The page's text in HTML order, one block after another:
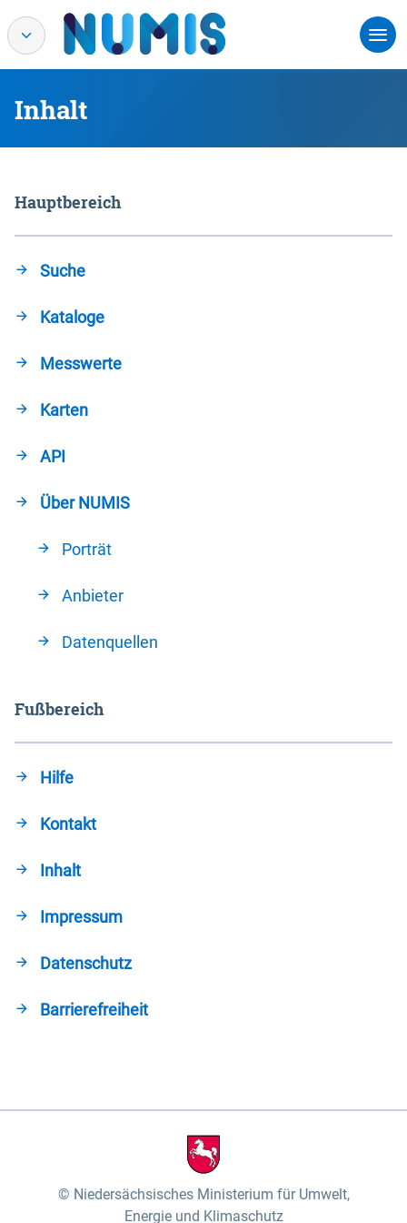
Inhalt
Hauptbereich
Suche
Kataloge
Messwerte
Karten
API
Über NUMIS
Porträt
Anbieter
Datenquellen
Fußbereich
Hilfe
Kontakt
Inhalt
Impressum
Datenschutz
Barrierefreiheit
Niedersächsisches Ministerium für Umwelt,
Energie und Klimaschutz